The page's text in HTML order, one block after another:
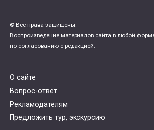
© Все права защищены.
Воспроизведение материалов сайта в любой
по согласованию с редакцией.
О сайте
Вопрос-ответ
Рекламодателям
Предложить тур, экскурсию